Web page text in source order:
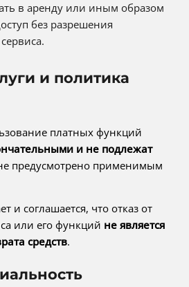
в аренду или иным образом
без разрешения
и политика
платных функций
и не подлежат
предусмотрено применимым
и соглашается, что отказ от
или его функций не является
средств.